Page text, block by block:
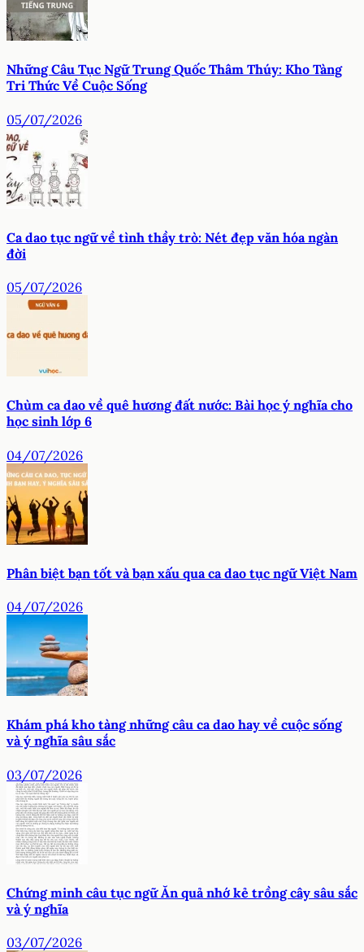
Những Câu Tục Ngữ Trung Quốc Thâm Thúy: Kho Tàng
Tri Thức Về Cuộc Sống
05/07/2026
Ca dao tục ngữ về tình thầy trò: Nét đẹp văn hóa ngàn
đời
05/07/2026
Chùm ca dao về quê hương đất nước: Bài học ý nghĩa cho
học sinh lớp 6
04/07/2026
Phân biệt bạn tốt và bạn xấu qua ca dao tục ngữ Việt Nam
04/07/2026
Khám phá kho tàng những câu ca dao hay về cuộc sống
và ý nghĩa sâu sắc
03/07/2026
Chứng minh câu tục ngữ Ăn quả nhớ kẻ trồng cây sâu sắc
và ý nghĩa
03/07/2026